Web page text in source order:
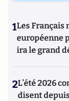
1Les Français
européenne
ira le grand
2L’été 2026
disent